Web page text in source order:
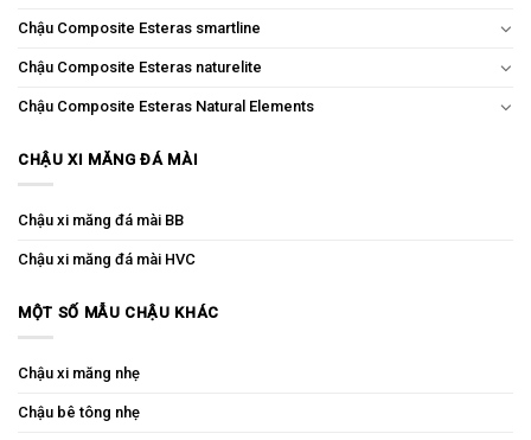
Chậu Composite Esteras smartline
Chậu Composite Esteras naturelite
Chậu Composite Esteras Natural Elements
CHẬU XI MĂNG ĐÁ MÀI
Chậu xi măng đá mài BB
Chậu xi măng đá mài HVC
MỘT SỐ MẪU CHẬU KHÁC
Chậu xi măng nhẹ
Chậu bê tông nhẹ